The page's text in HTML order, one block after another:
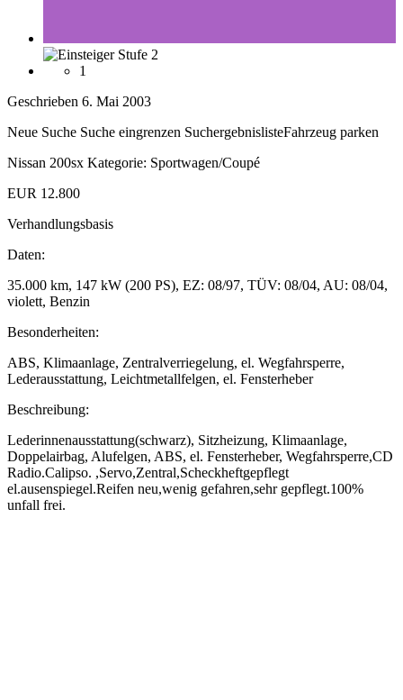
1
Geschrieben 6. Mai 2003
Neue Suche Suche eingrenzen SuchergebnislisteFahrzeug parken
Nissan 200sx Kategorie: Sportwagen/Coupé
EUR 12.800
Verhandlungsbasis
Daten:
35.000 km, 147 kW (200 PS), EZ: 08/97, TÜV: 08/04, AU: 08/04,
violett, Benzin
Besonderheiten:
ABS, Klimaanlage, Zentralverriegelung, el. Wegfahrsperre,
Lederausstattung, Leichtmetallfelgen, el. Fensterheber
Beschreibung:
Lederinnenausstattung(schwarz), Sitzheizung, Klimaanlage,
Doppelairbag, Alufelgen, ABS, el. Fensterheber, Wegfahrsperre,CD
Radio.Calipso. ,Servo,Zentral,Scheckheftgepflegt
el.ausenspiegel.Reifen neu,wenig gefahren,sehr gepflegt.100%
unfall frei.